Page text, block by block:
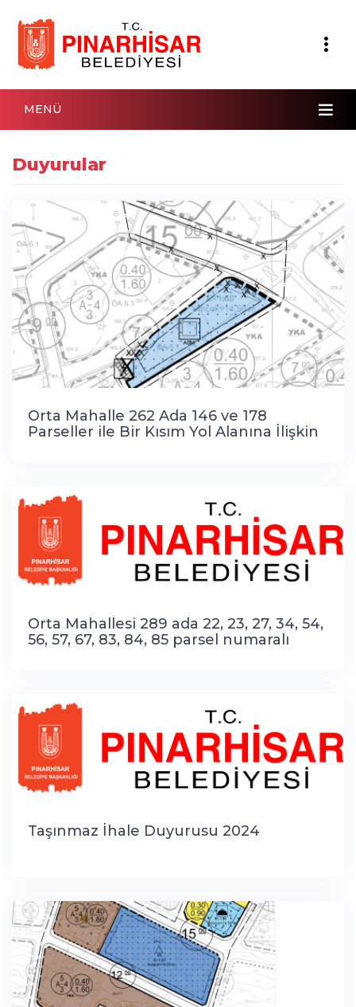
MENÜ
Duyurular
Orta Mahalle 262 Ada 146 ve 178
Parseller ile Bir Kısım Yol Alanına İlişkin
Orta Mahallesi 289 ada 22, 23, 27, 34, 54,
56, 57, 67, 83, 84, 85 parsel numaralı
Taşınmaz İhale Duyurusu 2024